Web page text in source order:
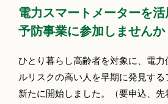
電力スマートメーターを
予防事業に参加しませんか
ひとり暮らし高齢者を対象に、電力
ルリスクの高い人を早期に発見す
新たに開始しました。（要申込、先